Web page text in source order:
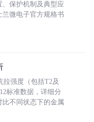
保护机制及典型应
微电子官方规格书
拉强度（包括T2及
标准数据，详细分
不同状态下的金属